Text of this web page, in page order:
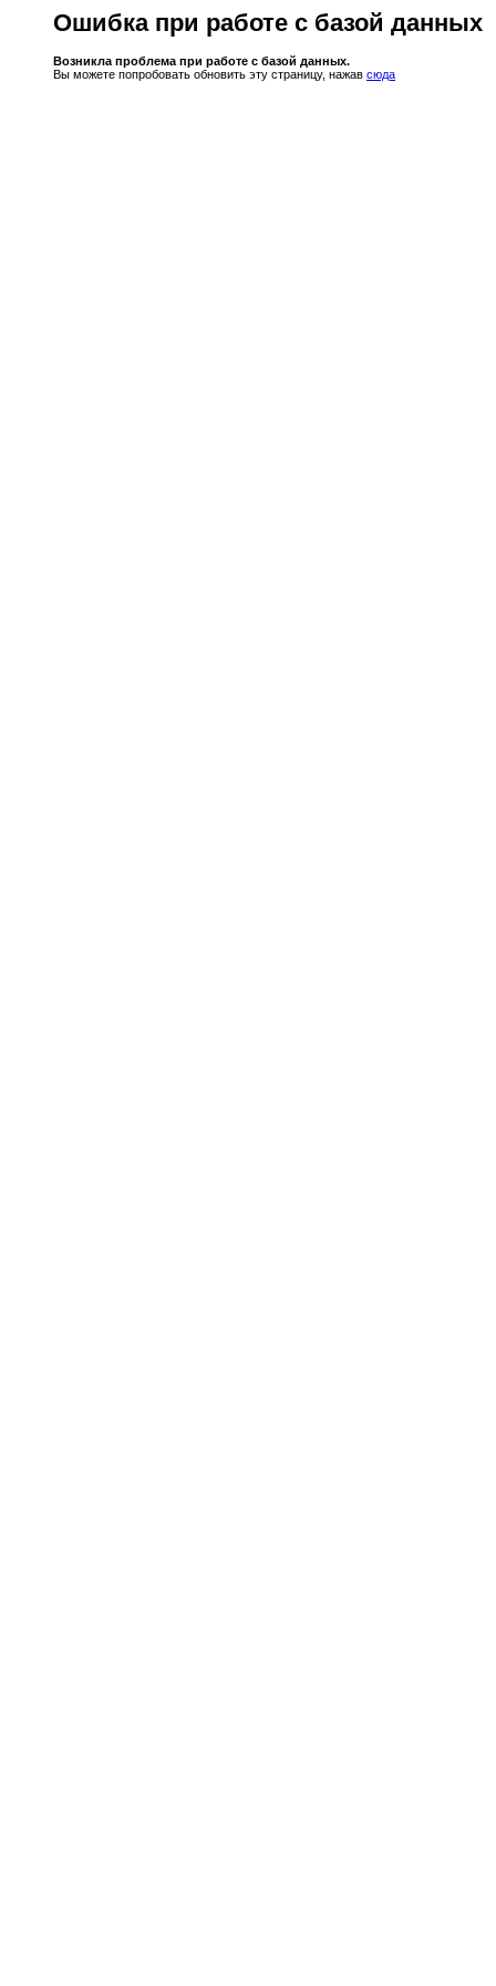
Ошибка при работе с базой данных
Возникла проблема при работе с базой данных.
Вы можете попробовать обновить эту страницу, нажав сюда